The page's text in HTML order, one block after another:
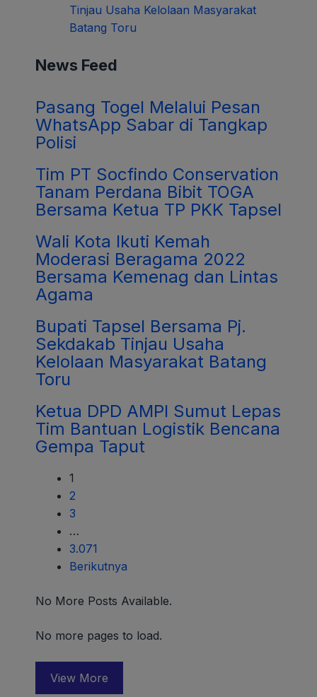
Tinjau Usaha Kelolaan Masyarakat
Batang Toru
News Feed
Pasang Togel Melalui Pesan
WhatsApp Sabar di Tangkap
Polisi
Tim PT Socfindo Conservation
Tanam Perdana Bibit TOGA
Bersama Ketua TP PKK Tapsel
Wali Kota Ikuti Kemah
Moderasi Beragama 2022
Bersama Kemenag dan Lintas
Agama
Bupati Tapsel Bersama Pj.
Sekdakab Tinjau Usaha
Kelolaan Masyarakat Batang
Toru
Ketua DPD AMPI Sumut Lepas
Tim Bantuan Logistik Bencana
Gempa Taput
1
2
3
…
3.071
Berikutnya
No More Posts Available.
No more pages to load.
View More